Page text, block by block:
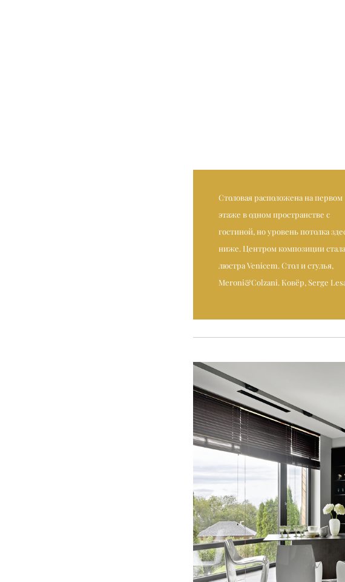
Столовая расположена на первом
этаже в одном пространстве с
гостиной, но уровень потолка
ниже. Центром композиции стала
люстра Venicem. Стол и стулья,
Meroni&Colzani. Ковёр, Serge